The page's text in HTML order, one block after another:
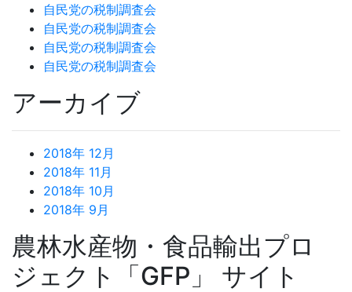
自民党の税制調査会
自民党の税制調査会
自民党の税制調査会
自民党の税制調査会
アーカイブ
2018年 12月
2018年 11月
2018年 10月
2018年 9月
農林水産物・食品輸出プロ
ジェクト「GFP」 サイト